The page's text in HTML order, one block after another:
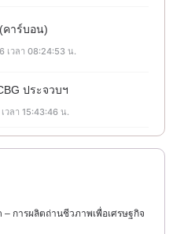
คาร์บอน)
เวลา 08:24:53 น.
ประจวบฯ
วลา 15:43:46 น.
– การผลิตถ่านชีวภาพเพื่อเศรษฐกิจ